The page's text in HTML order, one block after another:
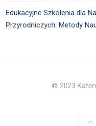
Edukacyjne Szkolenia dla
Przyrodniczych: Metody
© 2023